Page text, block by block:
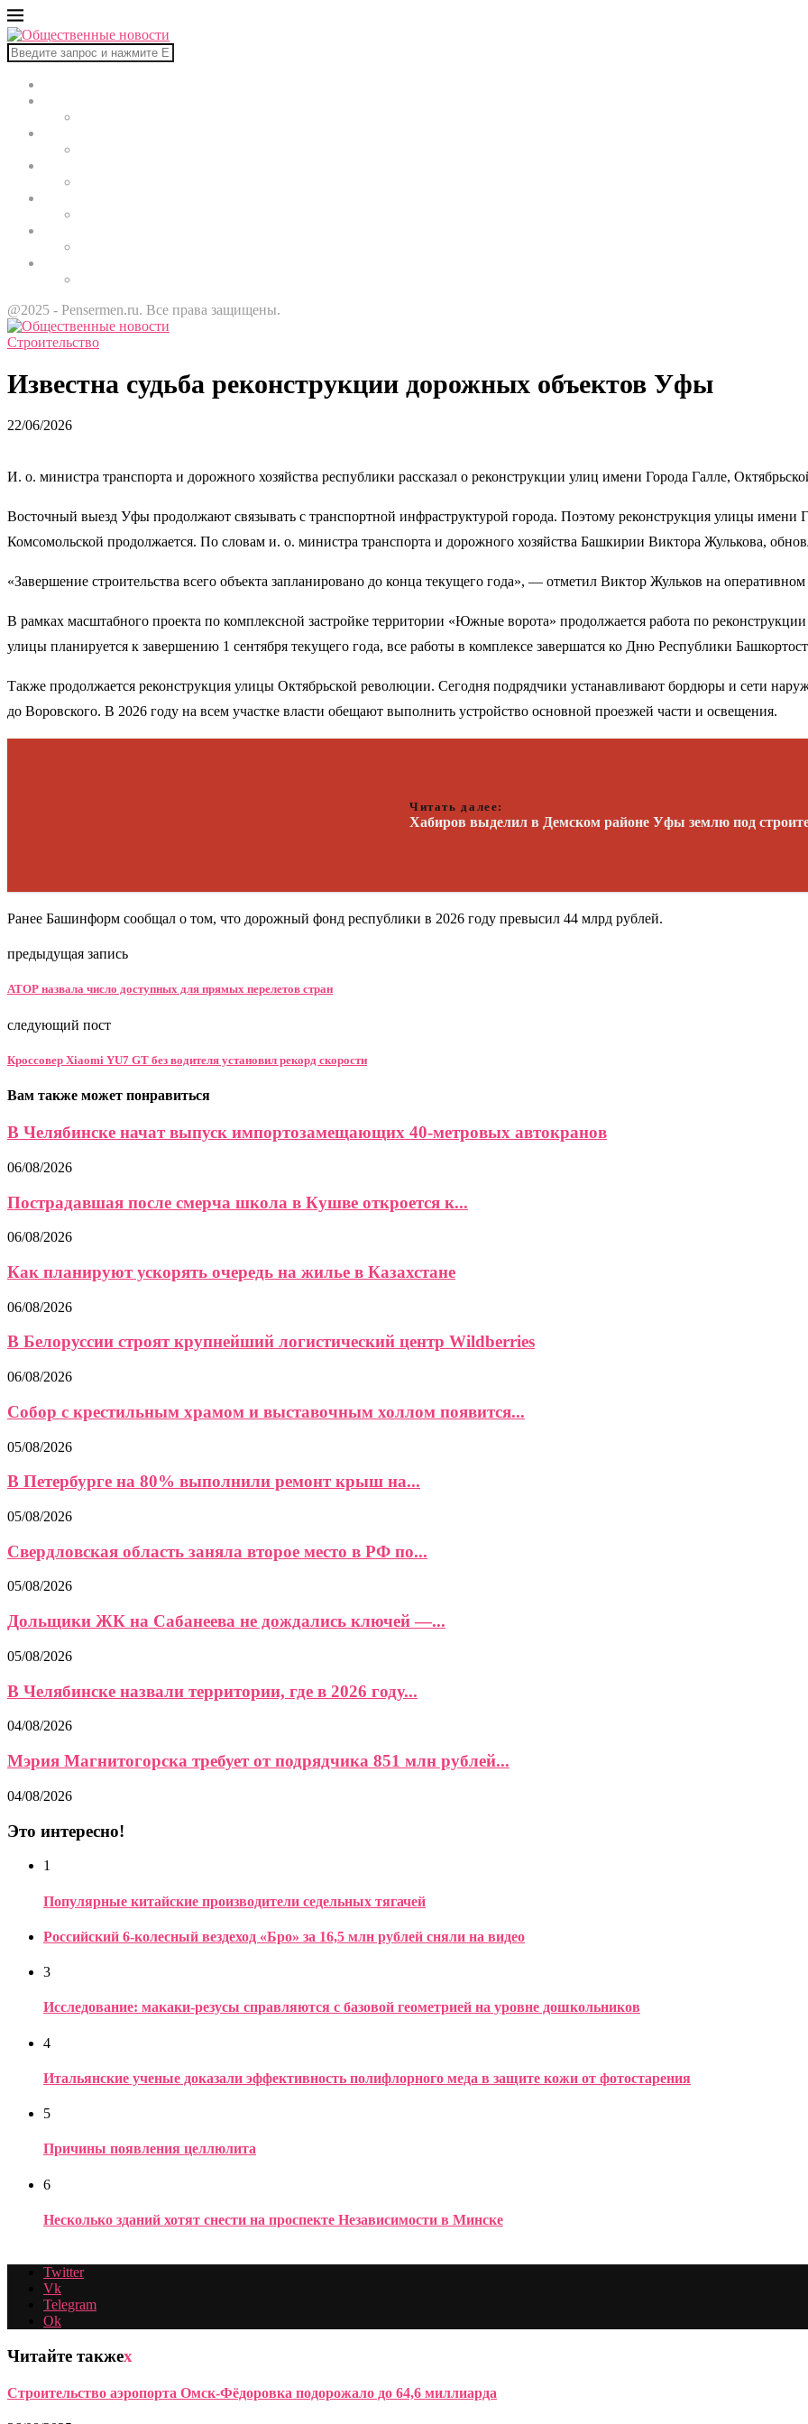
@2025 - Pensermen.ru. Все права защищены.
Строительство
Известна судьба реконструкции дорожных объектов Уфы
22/06/2026
И. о. министра транспорта и дорожного хозяйства республики рассказал о реконструкции улиц имени Города Галле,
Восточный выезд Уфы продолжают связывать с транспортной инфраструктурой города. Поэтому реконструкция улицы имени
Комсомольской продолжается. По словам и. о. министра транспорта и дорожного хозяйства Башкирии Виктора Жулькова,
«Завершение строительства всего объекта запланировано до конца текущего года», — отметил Виктор Жульков на
В рамках масштабного проекта по комплексной застройке территории «Южные ворота» продолжается работа по
улицы планируется к завершению 1 сентября текущего года, все работы в комплексе завершатся ко Дню Республики
Также продолжается реконструкция улицы Октябрьской революции. Сегодня подрядчики устанавливают бордюры и сети
до Воровского. В 2026 году на всем участке власти обещают выполнить устройство основной проезжей части и освещения.
Читать далее:
Хабиров выделил в Демском районе Уфы землю под
Ранее Башинформ сообщал о том, что дорожный фонд республики в 2026 году превысил 44 млрд рублей.
предыдущая запись
АТОР назвала число доступных для прямых перелетов стран
следующий пост
Кроссовер Xiaomi YU7 GT без водителя установил рекорд скорости
Вам также может понравиться
В Челябинске начат выпуск импортозамещающих 40-метровых автокранов
06/08/2026
Пострадавшая после смерча школа в Кушве откроется к...
06/08/2026
Как планируют ускорять очередь на жилье в Казахстане
06/08/2026
В Белоруссии строят крупнейший логистический центр Wildberries
06/08/2026
Собор с крестильным храмом и выставочным холлом появится...
05/08/2026
В Петербурге на 80% выполнили ремонт крыш на...
05/08/2026
Свердловская область заняла второе место в РФ по...
05/08/2026
Дольщики ЖК на Сабанеева не дождались ключей —...
05/08/2026
В Челябинске назвали территории, где в 2026 году...
04/08/2026
Мэрия Магнитогорска требует от подрядчика 851 млн рублей...
04/08/2026
Это интересно!
1
Популярные китайские производители седельных тягачей
Российский 6-колесный вездеход «Бро» за 16,5 млн рублей сняли на видео
3
Исследование: макаки-резусы справляются с базовой геометрией на уровне дошкольников
4
Итальянские ученые доказали эффективность полифлорного меда в защите кожи от фотостарения
5
Причины появления целлюлита
6
Несколько зданий хотят снести на проспекте Независимости в Минске
Twitter
Vk
Telegram
Ok
Читайте такжеx
Строительство аэропорта Омск-Фёдоровка подорожало до 64,6 миллиарда